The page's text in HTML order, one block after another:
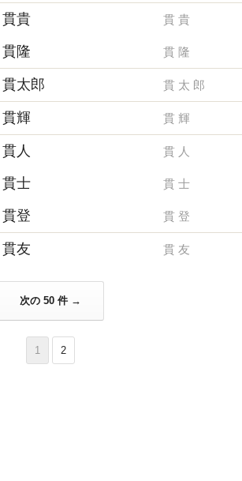
貫貴 貫 貴
貫隆 貫 隆
貫太郎 貫 太 郎
貫輝 貫 輝
貫人 貫 人
貫士 貫 士
貫登 貫 登
貫友 貫 友
次の 50 件 →
1 2